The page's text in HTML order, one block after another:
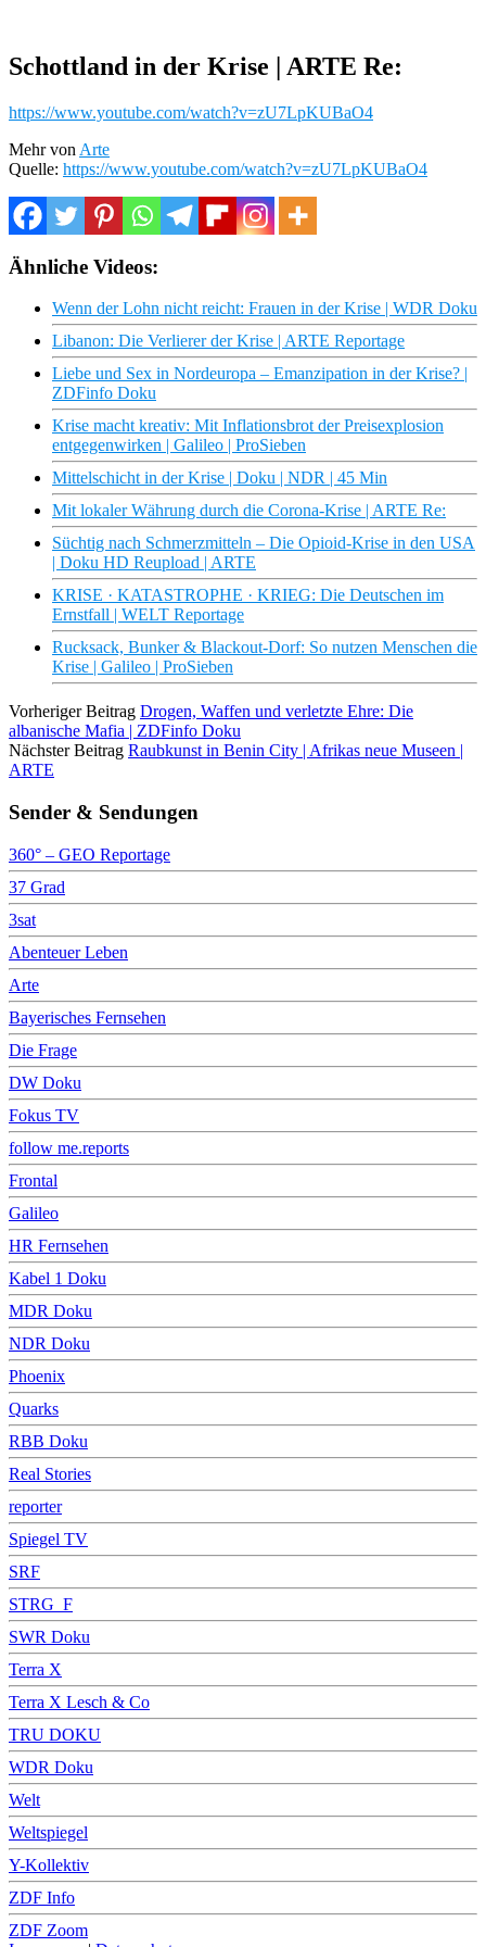
Schottland in der Krise | ARTE Re:
https://www.youtube.com/watch?v=zU7LpKUBaO4
Mehr von Arte
Quelle: https://www.youtube.com/watch?v=zU7LpKUBaO4
Ähnliche Videos:
Wenn der Lohn nicht reicht: Frauen in der Krise | WDR Doku
Libanon: Die Verlierer der Krise | ARTE Reportage
Liebe und Sex in Nordeuropa – Emanzipation in der Krise? |
ZDFinfo Doku
Krise macht kreativ: Mit Inflationsbrot der Preisexplosion
entgegenwirken | Galileo | ProSieben
Mittelschicht in der Krise | Doku | NDR | 45 Min
Mit lokaler Währung durch die Corona-Krise | ARTE Re:
Süchtig nach Schmerzmitteln – Die Opioid-Krise in den USA
| Doku HD Reupload | ARTE
KRISE · KATASTROPHE · KRIEG: Die Deutschen im
Ernstfall | WELT Reportage
Rucksack, Bunker & Blackout-Dorf: So nutzen Menschen die
Krise | Galileo | ProSieben
Vorheriger Beitrag Drogen, Waffen und verletzte Ehre: Die
albanische Mafia | ZDFinfo Doku
Nächster Beitrag Raubkunst in Benin City | Afrikas neue Museen |
ARTE
Sender & Sendungen
360° – GEO Reportage
37 Grad
3sat
Abenteuer Leben
Arte
Bayerisches Fernsehen
Die Frage
DW Doku
Fokus TV
follow me.reports
Frontal
Galileo
HR Fernsehen
Kabel 1 Doku
MDR Doku
NDR Doku
Phoenix
Quarks
RBB Doku
Real Stories
reporter
Spiegel TV
SRF
STRG_F
SWR Doku
Terra X
Terra X Lesch & Co
TRU DOKU
WDR Doku
Welt
Weltspiegel
Y-Kollektiv
ZDF Info
ZDF Zoom